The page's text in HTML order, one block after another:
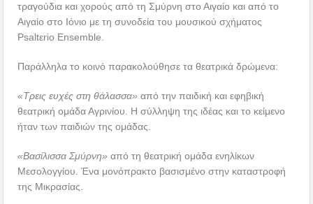
τραγούδια και χορούς από τη Σμύρνη στο Αιγαίο και από το
Αιγαίο στο Ιόνιο με τη συνοδεία του μουσικού σχήματος
Psaltεrio Ensemble.
Παράλληλα το κοινό παρακολούθησε τα θεατρικά δρώμενα:
«Τρεις ευχές στη θάλασσα» από την παιδική και εφηβική
θεατρική ομάδα Αγρινίου. Η σύλληψη της ιδέας και το κείμενο
ήταν των παιδιών της ομάδας.
«Βασίλισσα Σμύρνη»από τη θεατρική ομάδα ενηλίκων
Μεσολογγίου. Ένα μονόπρακτο βασισμένο στην καταστροφή
της Μικρασίας.